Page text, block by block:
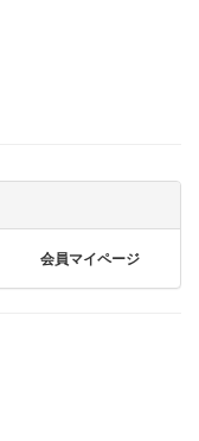
会員マイページ